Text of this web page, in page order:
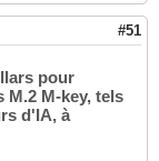
#51
pour
M.2 M-key, tels
d'IA, à